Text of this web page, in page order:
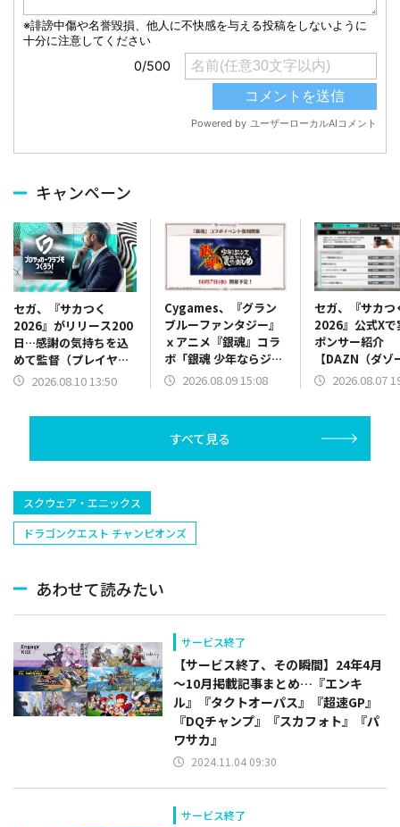
キャンペーン
セガ、『サカつく
2026』がリリース200
日…感謝の気持ちを込
めて監督（プレイヤ
ー）へ特別なプレゼン
2026.08.10 13:50
Cygames、『グラン
ブルーファンタジー』
ｘアニメ『銀魂』コラ
ボ「銀魂 少年ならジャ
ンプの裏表紙までちゃ
2026.08.09 15:08
セガ、『サカつ
2026』公式Xで
ポンサー紹介
【DAZN（ダゾ
ン）】篇をポス
2026.08.07
すべて見る
スクウェア・エニックス
ドラゴンクエスト チャンピオンズ
あわせて読みたい
サービス終了
【サービス終了、その瞬間】24年4月
～10月掲載記事まとめ…『エンキ
ル』『タクトオーパス』『超速GP』
『DQチャンプ』『スカフォト』『パ
ワサカ』
2024.11.04 09:30
サービス終了